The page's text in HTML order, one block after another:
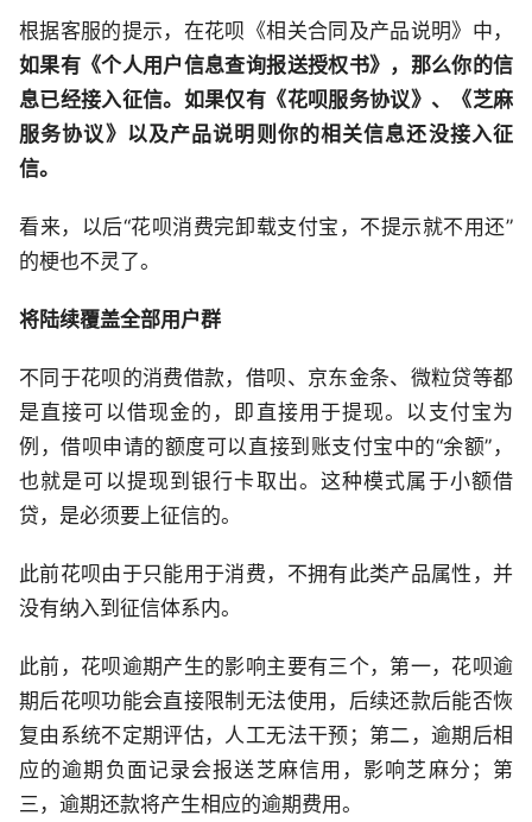
根据客服的提示，在花呗《相关合同及产品说明》中，
如果有《个人用户信息查询报送授权书》，那么你的信
息已经接入征信。如果仅有《花呗服务协议》、《芝麻
服务协议》以及产品说明则你的相关信息还没接入征
信。
看来，以后“花呗消费完卸载支付宝，不提示就不用还”
的梗也不灵了。
将陆续覆盖全部用户群
不同于花呗的消费借款，借呗、京东金条、微粒贷等都
是直接可以借现金的，即直接用于提现。以支付宝为
例，借呗申请的额度可以直接到账支付宝中的“余额”，
也就是可以提现到银行卡取出。这种模式属于小额借
贷，是必须要上征信的。
此前花呗由于只能用于消费，不拥有此类产品属性，并
没有纳入到征信体系内。
此前，花呗逾期产生的影响主要有三个，第一，花呗逾
期后花呗功能会直接限制无法使用，后续还款后能否恢
复由系统不定期评估，人工无法干预；第二，逾期后相
应的逾期负面记录会报送芝麻信用，影响芝麻分；第
三，逾期还款将产生相应的逾期费用。